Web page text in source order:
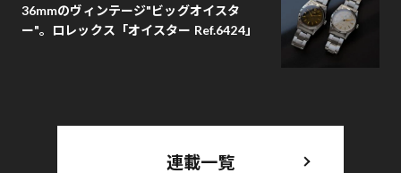
36mmのヴィンテージ"ビッグオイスタ
ー"。ロレックス「オイスター Ref.6424」
連載一覧